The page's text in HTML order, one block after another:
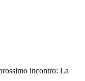
incontro: La